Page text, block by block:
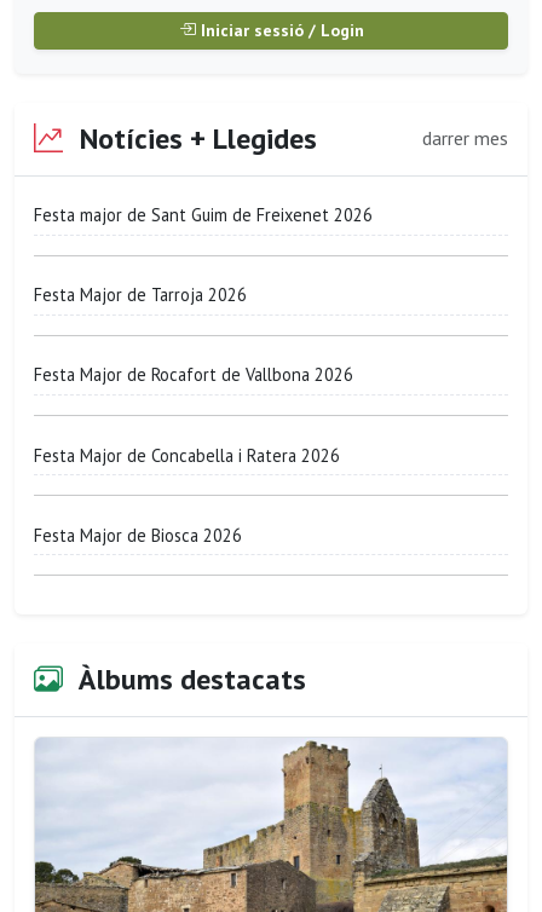
Iniciar sessió / Login
Notícies + Llegides darrer mes
Festa major de Sant Guim de Freixenet 2026
Festa Major de Tarroja 2026
Festa Major de Rocafort de Vallbona 2026
Festa Major de Concabella i Ratera 2026
Festa Major de Biosca 2026
Àlbums destacats